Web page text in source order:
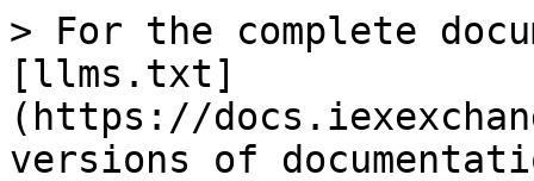
> For the complete
[llms.txt]
(https://
versions of